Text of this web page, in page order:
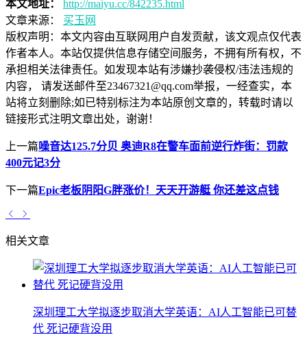
本文地址：
http://maiyu.cc/842235.html
文章来源：
买玉网
版权声明： 本文内容由互联网用户自发贡献，该文观点仅代表
作者本人。本站仅提供信息存储空间服务，不拥有所有权，不
承担相关法律责任。如发现本站有涉嫌抄袭侵权/违法违规的
内容， 请发送邮件至23467321@qq.com举报，一经查实，本
站将立刻删除;如已特别标注为本站原创文章的，转载时请以
链接形式注明文章出处，谢谢！
上一篇噪音达125.7分贝 奥迪R8在警车面前逆行炸街：罚款
400元记3分
下一篇Epic老板阴阳G胖涨价！天天开游艇 你还差这点钱
相关文章
深圳理工大学拟逐步取消大学英语：AI人工智能已可替
代 死记硬背没用